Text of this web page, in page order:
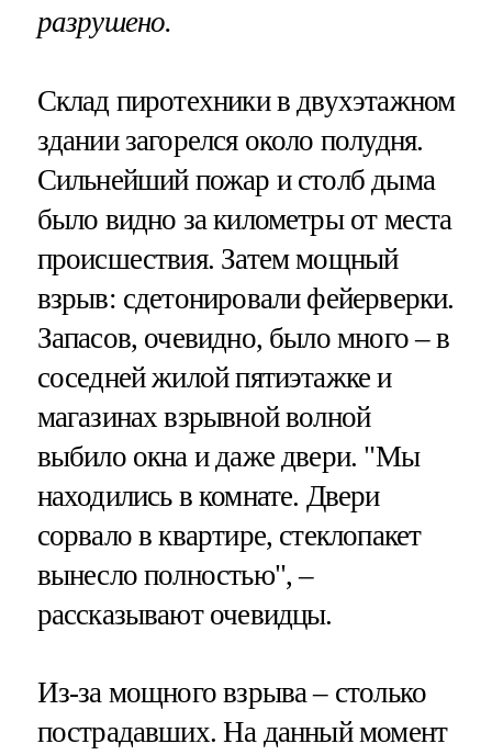
разрушено.
Склад пиротехники в двухэтажном
здании загорелся около полудня.
Сильнейший пожар и столб дыма
было видно за километры от места
происшествия. Затем мощный
взрыв: сдетонировали фейерверки.
Запасов, очевидно, было много – в
соседней жилой пятиэтажке и
магазинах взрывной волной
выбило окна и даже двери. "Мы
находились в комнате. Двери
сорвало в квартире, стеклопакет
вынесло полностью", –
рассказывают очевидцы.
Из-за мощного взрыва – столько
пострадавших. На данный момент